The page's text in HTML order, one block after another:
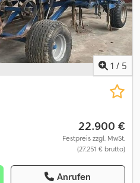
1 / 5
22.900 €
Festpreis zzgl. MwSt.
(27.251 € brutto)
Anrufen